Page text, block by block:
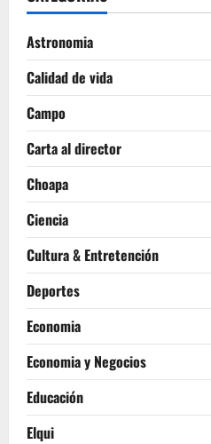
Astronomia
Calidad de vida
Campo
Carta al director
Choapa
Ciencia
Cultura & Entretención
Deportes
Economia
Economia y Negocios
Educación
Elqui